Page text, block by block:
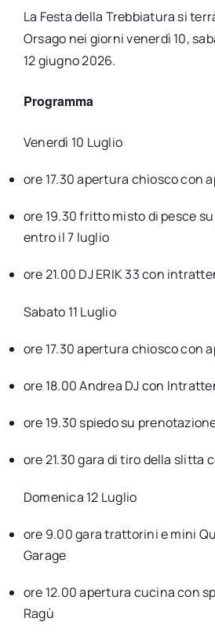
La Festa della Trebbiatura si
Orsago nei giorni venerdì 10,
12 giugno 2026.
Programma
Venerdì 10 Luglio
ore 17.30 apertura chiosco con
ore 19.30 fritto misto di pesce
entro il 7 luglio
ore 21.00 DJ ERIK 33 con
Sabato 11 Luglio
ore 17.30 apertura chiosco con
ore 18.00 Andrea DJ con
ore 19.30 spiedo su
ore 21.30 gara di tiro della slitta
Domenica 12 Luglio
ore 9.00 gara trattorini e mini
Garage
ore 12.00 apertura cucina con
Ragù